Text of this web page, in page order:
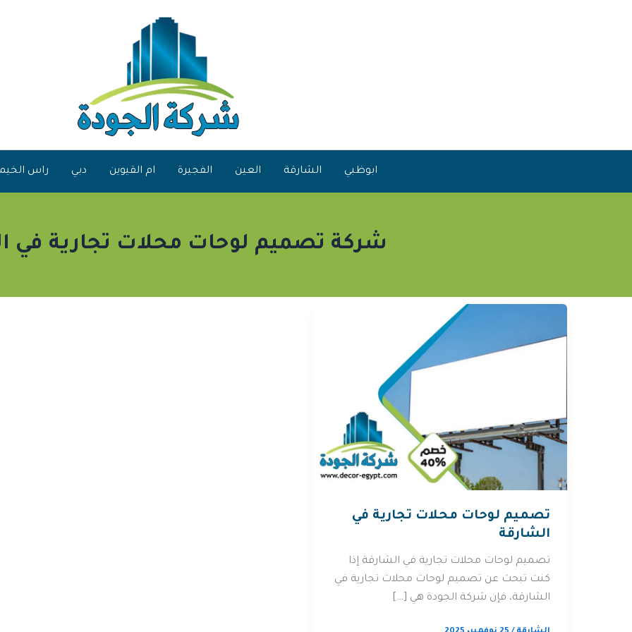
ابوظبي الشارقة العين الفجيرة ام القيوين دبي راس
شركة تصميم لوحات محلات تجارية في
تصميم لوحات محلات تجارية في
الشارقة
تصميم لوحات محلات تجارية في الشارقة إذا
كنت تبحث عن تصميم لوحات محلات تجارية في
الشارقة، فإن شركة الجودة هي […]